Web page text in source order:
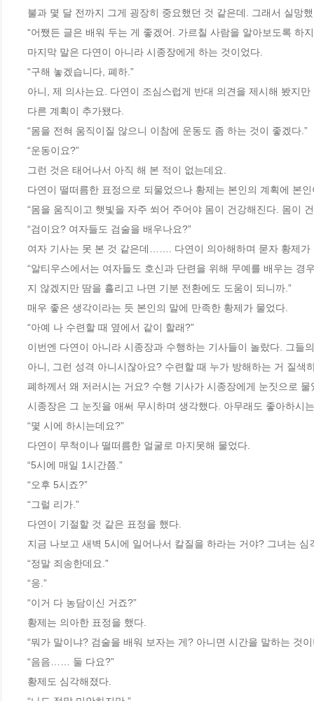
불과 몇 달 전까지 그게 굉장히 중요했던 것 같은데. 그래서 실망
“어쨌든 글은 배워 두는 게 좋겠어. 가르칠 사람을 알아보도록 하지
마지막 말은 다연이 아니라 시종장에게 하는 것이었다.
“구해 놓겠습니다, 폐하.”
아니, 제 의사는요. 다연이 조심스럽게 반대 의견을 제시해 봤지
다른 계획이 추가됐다.
“몸을 전혀 움직이질 않으니 이참에 운동도 좀 하는 것이 좋겠다.”
“운동이요?”
그런 것은 태어나서 아직 해 본 적이 없는데요.
다연이 떨떠름한 표정으로 되물었으나 황제는 본인의 계획에 본
“몸을 움직이고 햇빛을 자주 쐬어 주어야 몸이 건강해진다. 몸이
“검이요? 여자들도 검술을 배우나요?”
여자 기사는 못 본 것 같은데……. 다연이 의아해하며 묻자 황제가
“알티우스에서는 여자들도 호신과 단련을 위해 무예를 배우는
지 않겠지만 땀을 흘리고 나면 기분 전환에도 도움이 되니까.”
매우 좋은 생각이라는 듯 본인의 말에 만족한 황제가 물었다.
“아예 나 수련할 때 옆에서 같이 할래?”
이번엔 다연이 아니라 시종장과 수행하는 기사들이 놀랐다. 그들
아니, 그런 성격 아니시잖아요? 수련할 때 누가 방해하는 거 질색
폐하께서 왜 저러시는 거요? 수행 기사가 시종장에게 눈짓으로 물
시종장은 그 눈짓을 애써 무시하며 생각했다. 아무래도 좋아하시
“몇 시에 하시는데요?”
다연이 무척이나 떨떠름한 얼굴로 마지못해 물었다.
“5시에 매일 1시간쯤.”
“오후 5시죠?”
“그럴 리가.”
다연이 기절할 것 같은 표정을 했다.
지금 나보고 새벽 5시에 일어나서 칼질을 하라는 거야? 그녀는 심
“정말 죄송한데요.”
“응.”
“이거 다 농담이신 거죠?”
황제는 의아한 표정을 했다.
“뭐가 말이냐? 검술을 배워 보자는 게? 아니면 시간을 말하는 것이
“음음…… 둘 다요?”
황제도 심각해졌다.